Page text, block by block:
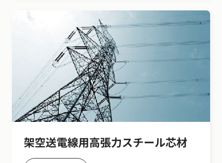
架空送電線用高張力スチール芯材